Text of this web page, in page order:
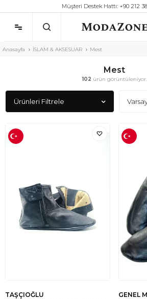
Müşteri Destek Hattı: +90 212
Anasayfa İSLAM & AKSESUAR Mest
Mest
102 ürün görüntüleniyor.
Ürünleri Filtrele
TAŞÇIOĞLU GENEL